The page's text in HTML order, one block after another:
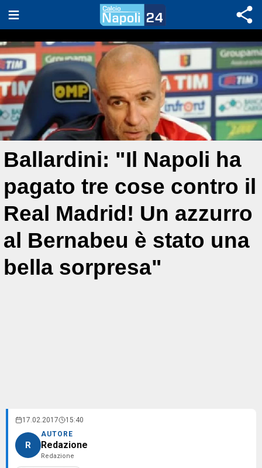
Ballardini: "Il Napoli ha
pagato tre cose contro il
Real Madrid! Un azzurro
al Bernabeu è stato una
bella sorpresa"
17.02.2017 15:40
R
AUTORE
Redazione
Redazione